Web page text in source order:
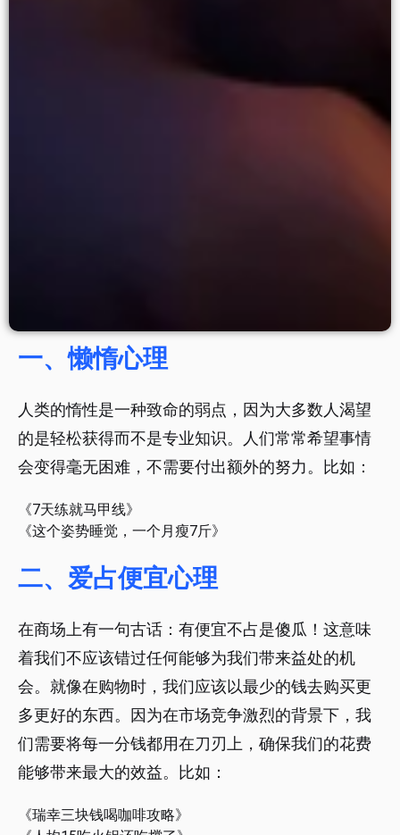
一、懒惰心理
人类的惰性是一种致命的弱点，因为大多数人渴望
的是轻松获得而不是专业知识。人们常常希望事情
会变得毫无困难，不需要付出额外的努力。比如：
《7天练就马甲线》
《这个姿势睡觉，一个月瘦7斤》
二、爱占便宜心理
在商场上有一句古话：有便宜不占是傻瓜！这意味
着我们不应该错过任何能够为我们带来益处的机
会。就像在购物时，我们应该以最少的钱去购买更
多更好的东西。因为在市场竞争激烈的背景下，我
们需要将每一分钱都用在刀刃上，确保我们的花费
能够带来最大的效益。比如：
《瑞幸三块钱喝咖啡攻略》